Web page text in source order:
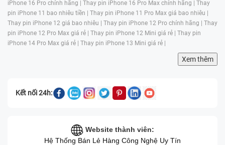
biến mất. Vì vậy, có thể giải quyết tình trạng hỏng
cảm ứng hiệu quả.
Gỡ bỏ các ứng dụng không cần thiết: Xóa bỏ các
ứng dụng chạy ngầm hoặc ứng dụng khiến iPad
hoạt động nặng nề cũng là một cách giúp máy hoạt
hỏng cảm ứng.
cập nhật hệ điều hành mới nhất để khắc phục các
lỗi phần mềm có thể làm ảnh hưởng đến tính năng
iPhone 16 Pro chính hãng | Thay pin iPhone 16 Pro Max chính hãng | Thay
pin iPhone 11 bao nhiêu tiền | Thay pin iPhone 11 Pro Max giá bao nhiêu |
Thay pin iPhone 12 giá bao nhiêu | Thay pin iPhone 12 Pro chính hãng | Thay
pin iPhone 12 Pro Max giá rẻ | Thay pin iPhone 12 Mini giá rẻ | Thay pin
iPhone 14 Pro Max giá rẻ | Thay pin iPhone 13 Mini giá rẻ |
Xem thêm
Kết nối 24h:
Website thành viên:
Hệ Thống Bán Lẻ Hàng Công Nghệ Uy Tín